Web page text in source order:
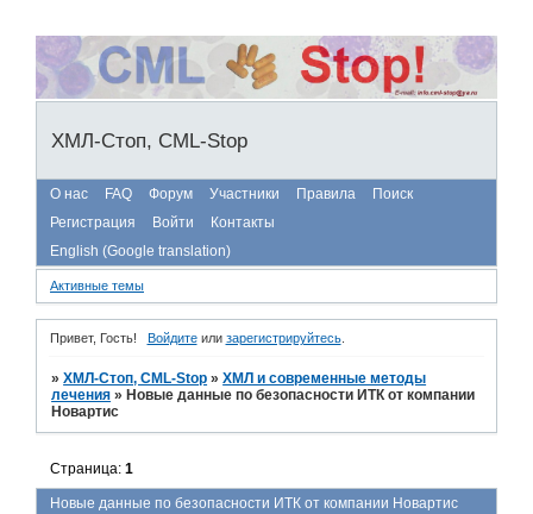
ХМЛ-Стоп, CML-Stop
О нас FAQ Форум Участники Правила
Поиск
Регистрация
Войти
Контакты
English (Google translation)
Активные темы
Привет, Гость! Войдитеили зарегистрируйтесь.
»ХМЛ-Стоп, CML-Stop »ХМЛ и современные методы
лечения » Новые данные по безопасности ИТК от компании
Новартис
Новые данные по безопасности ИТК от компании Новартис
Страница:1